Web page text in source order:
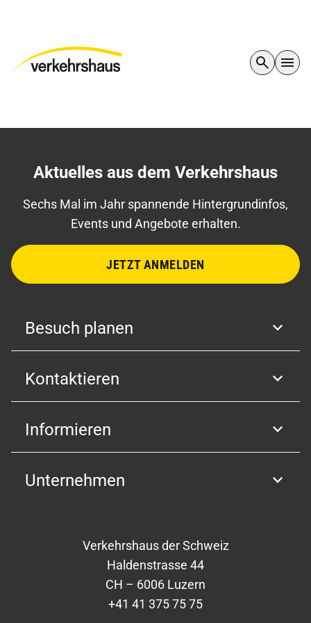
Aktuelles aus dem Verkehrshaus
Sechs Mal im Jahr spannende Hintergrundinfos,
Events und Angebote erhalten.
JETZT ANMELDEN
Besuch planen
Kontaktieren
Informieren
Unternehmen
Verkehrshaus der Schweiz
Haldenstrasse 44
CH – 6006 Luzern
+41 41 375 75 75